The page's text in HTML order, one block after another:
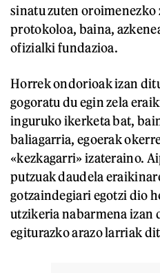
sinatu zuten
protokoloa, baina,
ofizialki fundazioa.
Horrek ondorioak izan
gogoratu du egin zela
inguruko ikerketa bat,
baliagarria, egoerak
«kezkagarri» izateraino.
putzuak daudela
gotzaindegiari egotzi dio
utzikeria nabarmena izan
egiturazko arazo larriak